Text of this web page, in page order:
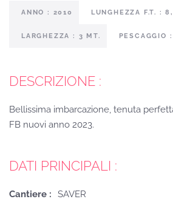
ANNO : 2010 LUNGHEZZA F.T. :
LARGHEZZA : 3 MT. PESCAGGIO
DESCRIZIONE :
Bellissima imbarcazione, tenuta
FB nuovi anno 2023.
DATI PRINCIPALI :
Cantiere :
SAVER